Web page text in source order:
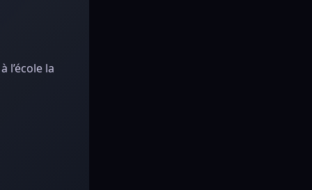
l’école la